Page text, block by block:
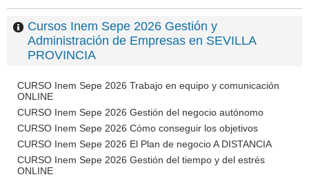
Cursos Inem Sepe 2026 Gestión y
Administración de Empresas en SEVILLA
PROVINCIA
CURSO Inem Sepe 2026 Trabajo en equipo y comunicación
ONLINE
CURSO Inem Sepe 2026 Gestión del negocio autónomo
CURSO Inem Sepe 2026 Cómo conseguir los objetivos
CURSO Inem Sepe 2026 El Plan de negocio A DISTANCIA
CURSO Inem Sepe 2026 Gestión del tiempo y del estrés
ONLINE